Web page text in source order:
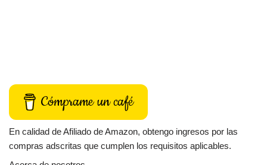
Cómprame un café
En calidad de Afiliado de Amazon, obtengo ingresos por las
compras adscritas que cumplen los requisitos aplicables.